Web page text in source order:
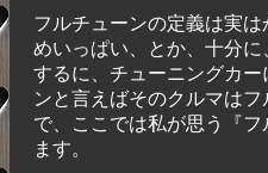
フルチューンの定義は実
めいっぱい、とか、十分
するに、チューニングカ
ンと言えばそのクルマは
で、ここでは私が思う『
ます。